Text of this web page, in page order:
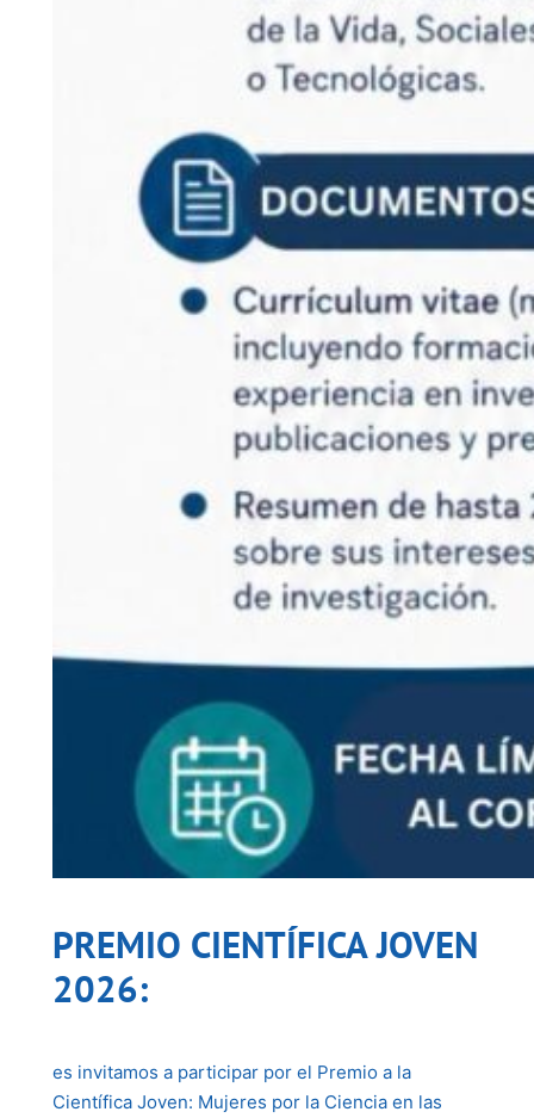
PREMIO CIENTÍFICA JOVEN
2026:
es invitamos a participar por el Premio a la
Científica Joven: Mujeres por la Ciencia en las